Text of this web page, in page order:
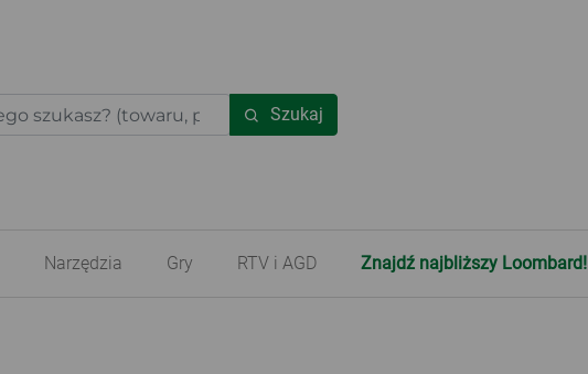
Szukaj
Narzędzia Gry RTV i AGD Znajdź najbliższy Loombard!